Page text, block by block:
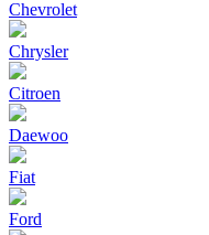
Chevrolet
Chrysler
Citroen
Daewoo
Fiat
Ford